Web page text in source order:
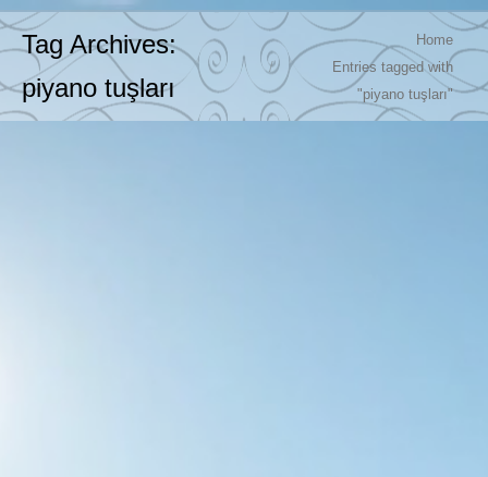
Tag Archives:
piyano tuşları
You are here:
Home
Entries tagged with
"piyano tuşları"